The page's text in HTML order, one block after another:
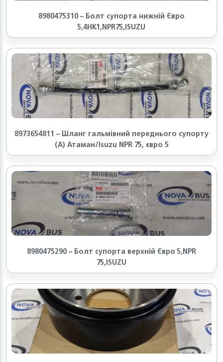
8980475310 – Болт супорта нижній Євро
5,4HK1,NPR75,ISUZU
8973654811 – Шланг гальмівний переднього супорту
(A) Атаман/Isuzu NPR 75, євро 5
8980475290 – Болт супорта верхній Євро 5,NPR
75,ISUZU